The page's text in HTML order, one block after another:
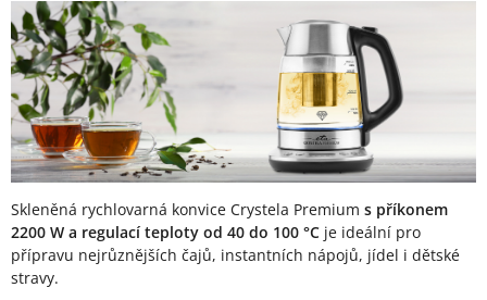
Popis produktu
Skleněná rychlovarná konvice Crystela Premium s příkonem
2200 W a regulací teploty od 40 do 100 °C je ideální pro
přípravu nejrůznějších čajů, instantních nápojů, jídel i dětské
stravy.